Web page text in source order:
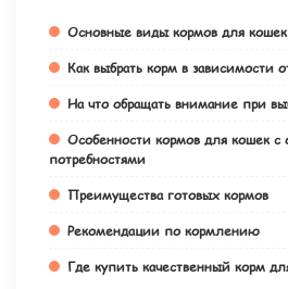
Основные виды кормов для кошек
Как выбрать корм в зависимости
На что обращать внимание при
Особенности кормов для кошек с
потребностями
Преимущества готовых кормов
Рекомендации по кормлению
Где купить качественный корм